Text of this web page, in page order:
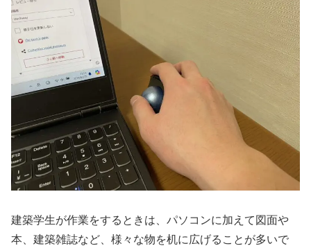
建築学生が作業をするときは、パソコンに加えて図面や
本、建築雑誌など、様々な物を机に広げることが多いで